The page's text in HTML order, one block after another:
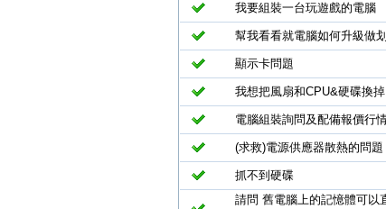
我要組裝一台玩遊戲的電腦
幫我看看就電腦如何升級做
顯示卡問題
我想把風扇和CPU&硬碟換
電腦組裝詢問及配備報價行
(求救)電源供應器散熱的問題
抓不到硬碟
請問 舊電腦上的記憶體可以